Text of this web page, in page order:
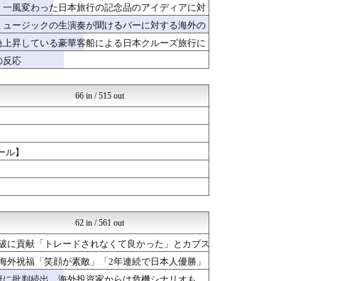
Ask Reddit まと...
世界はグーチョキパー
わーすぽ 海外の反応
海外さんいらっしゃい 海外...
Red4 海外の反応まとめ
ハナミズキの韓国ブログ[海...
風変わった日本旅行の記念品のアイディアに対
ージックの生演奏が聞けるバーに対する海外の
昇している豪華客船による日本クルーズ旅行に
反応
66 in / 515 out
】
62 in / 561 out
に貢献「トレードされなくて良かった」とカブス
祝福「笑顔が素敵」「2年連続で日本人優勝」